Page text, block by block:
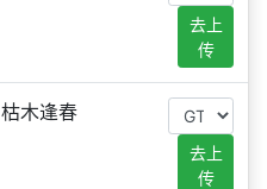
去上
传
枯木逢春
去上
传